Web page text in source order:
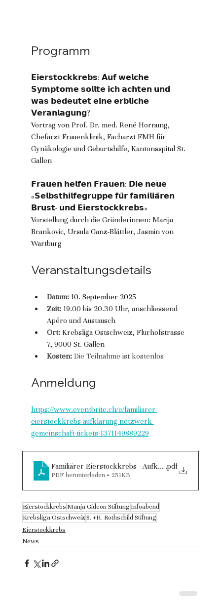
Programm
𝗘𝗶𝗲𝗿𝘀𝘁𝗼𝗰𝗸𝗸𝗿𝗲𝗯𝘀: 𝗔𝘂𝗳 𝘄𝗲𝗹𝗰𝗵𝗲
𝗦𝘆𝗺𝗽𝘁𝗼𝗺𝗲 𝘀𝗼𝗹𝗹𝘁𝗲 𝗶𝗰𝗵 𝗮𝗰𝗵𝘁𝗲𝗻 𝘂𝗻𝗱
𝘄𝗮𝘀 𝗯𝗲𝗱𝗲𝘂𝘁𝗲𝘁 𝗲𝗶𝗻𝗲 𝗲𝗿𝗯𝗹𝗶𝗰𝗵𝗲
𝗩𝗲𝗿𝗮𝗻𝗹𝗮𝗴𝘂𝗻𝗴?
Vortrag von Prof. Dr. med. René Hornung,
Chefarzt Frauenklinik, Facharzt FMH für
Gynäkologie und Geburtshilfe, Kantonsspital St.
Gallen
𝗙𝗿𝗮𝘂𝗲𝗻 𝗵𝗲𝗹𝗳𝗲𝗻 𝗙𝗿𝗮𝘂𝗲𝗻: 𝗗𝗶𝗲 𝗻𝗲𝘂𝗲
«𝗦𝗲𝗹𝗯𝘀𝘁𝗵𝗶𝗹𝗳𝗲𝗴𝗿𝘂𝗽𝗽𝗲 𝗳𝘂̈𝗿 𝗳𝗮𝗺𝗶𝗹𝗶𝗮̈𝗿𝗲𝗻
𝗕𝗿𝘂𝘀𝘁- 𝘂𝗻𝗱 𝗘𝗶𝗲𝗿𝘀𝘁𝗼𝗰𝗸𝗸𝗿𝗲𝗯𝘀»
Vorstellung durch die Gründerinnen: Marija
Brankovic, Ursula Ganz-Blättler, Jasmin von
Wartburg
Veranstaltungsdetails
Datum: 10. September 2025
Zeit: 19.00 bis 20.30 Uhr, anschliessend
Apéro und Austausch
Ort: Krebsliga Ostschweiz, Flurhofstrasse
7, 9000 St. Gallen
Kosten: Die Teilnahme ist kostenlos
Anmeldung
https://www.eventbrite.ch/e/familiarer-
eierstockkrebs-aufklarung-netzwerk-
gemeinschaft-tickets-1371149889229
Familiärer Eierstockkrebs - Aufklärung, Netzwerk,
.pdf
PDF herunterladen • 251KB
Eierstockkrebs Manja Gideon Stiftung Infoabend
Krebsliga OstschweizS. +H. Rothschild Stiftung
Eierstockkrebs
News